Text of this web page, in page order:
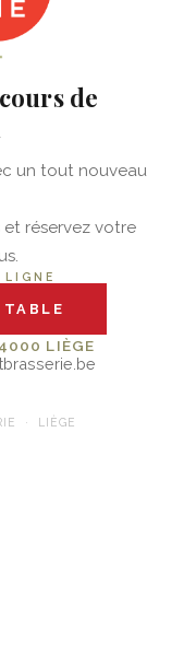
de
un tout nouveau
réservez votre
LIGNE
TABLE
LIÈGE
· LIÈGE